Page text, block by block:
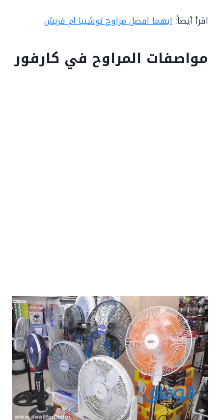
اقرأ أيضاً: ايهما افضل مراوح توشيبا ام فريش
مواصفات المراوح في كارفور